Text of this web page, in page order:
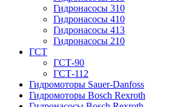
Гидронасосы 310
Гидронасосы 410
Гидронасосы 413
Гидронасосы 210
ГСТ
ГСТ-90
ГСТ-112
Гидромоторы Sauer-Danfoss
Гидромоторы Bosch Rexroth